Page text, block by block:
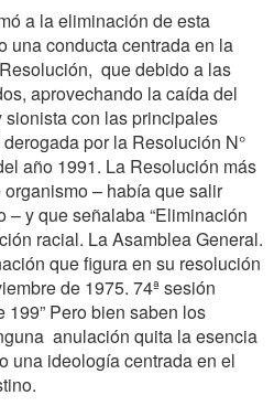
a la eliminación de esta
una conducta centrada en la
que debido a las
aprovechando la caída del
con las principales
por la Resolución N°
año 1991. La Resolución más
– había que salir
– y que señalaba “Eliminación
racial. La Asamblea General.
que figura en su resolución
de 1975. 74ª sesión
Pero bien saben los
anulación quita la esencia
una ideología centrada en el